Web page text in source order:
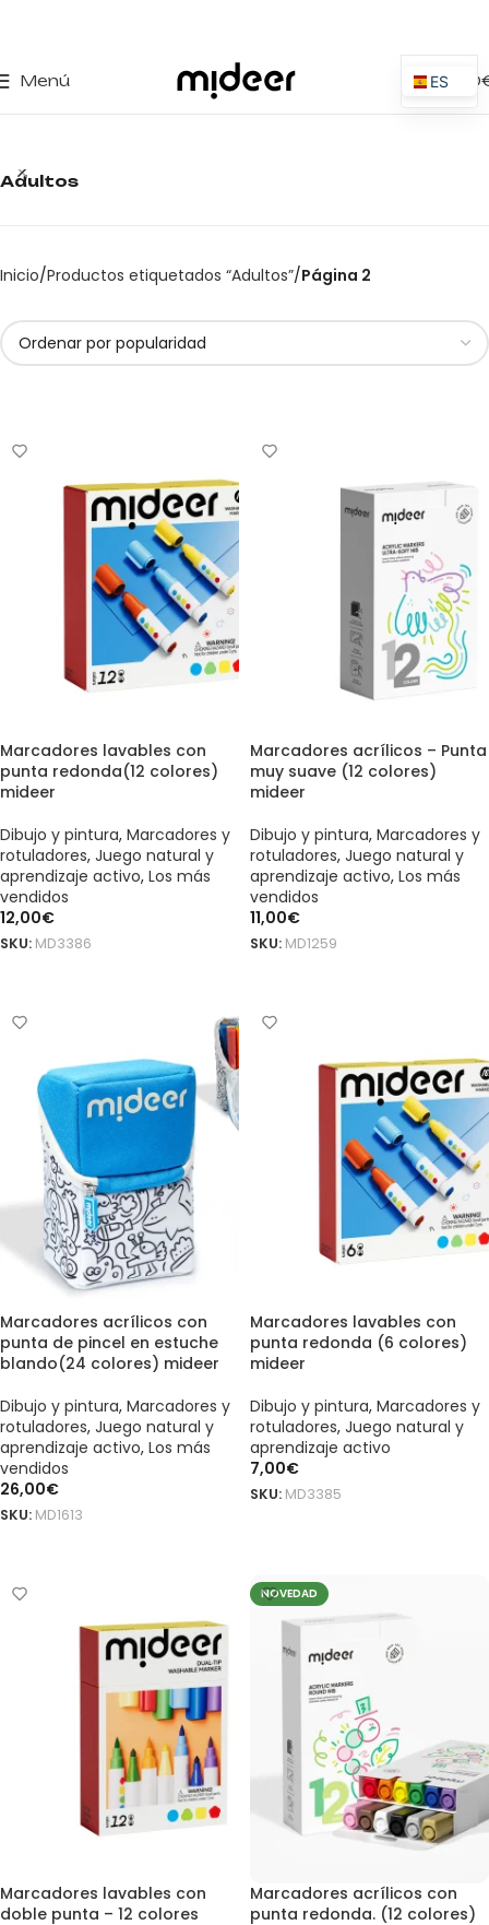
Menú 0,00
Adultos
Inicio Productos etiquetados “Adultos” Página 2
Marcadores lavables con
punta redonda(12 colores)
mideer
Dibujo y pintura, Marcadores y
rotuladores, Juego natural y
aprendizaje activo, Los más
vendidos
12,00€
SKU: MD3386
Marcadores acrílicos – Punta
muy suave (12 colores)
mideer
Dibujo y pintura, Marcadores y
rotuladores, Juego natural y
aprendizaje activo, Los más
vendidos
11,00€
SKU: MD1259
Marcadores acrílicos con
punta de pincel en estuche
blando(24 colores) mideer
Dibujo y pintura, Marcadores y
rotuladores, Juego natural y
aprendizaje activo, Los más
vendidos
26,00€
SKU: MD1613
Marcadores lavables con
punta redonda (6 colores)
mideer
Dibujo y pintura, Marcadores y
rotuladores, Juego natural y
aprendizaje activo
7,00€
SKU: MD3385
Marcadores lavables con
doble punta – 12 colores
NOVEDAD
Marcadores acrílicos con
punta redonda. (12 colores)
ES
EN